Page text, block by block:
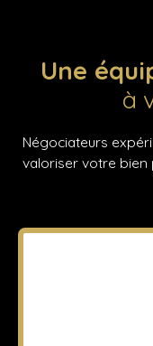
Une
à
Négociateurs
valoriser votre